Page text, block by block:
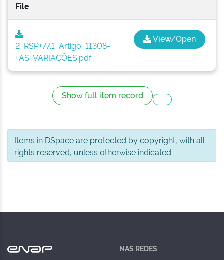
File
2_RSP+77.1_Artigo_11308-
+AS+VARIAÇÕES.pdf
View/Open
Show full item record
Items in DSpace are protected by copyright, with all
rights reserved, unless otherwise indicated.
NAS REDES